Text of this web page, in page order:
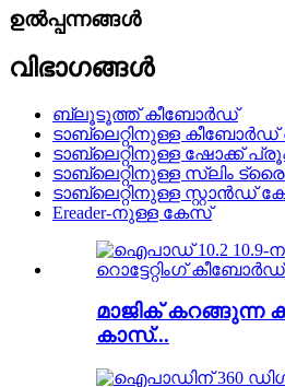
ഉൽപ്പന്നങ്ങൾ
വിഭാഗങ്ങൾ
ബ്ലൂടൂത്ത് കീബോർഡ്
ടാബ്‌ലെറ്റിനുള്ള
ടാബ്‌ലെറ്റിനുള്ള ഷോക്ക്
ടാബ്‌ലെറ്റിനുള്ള സ്ലിം
ടാബ്‌ലെറ്റിനുള്ള സ്റ്റാൻഡ്
Ereader-നുള്ള കേസ്
മാജിക്
കാസ്...